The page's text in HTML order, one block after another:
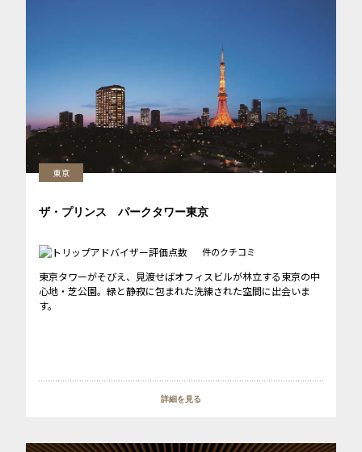
東京
ザ・プリンス パークタワー東京
件のクチコミ
東京タワーがそびえ、見渡せばオフィスビルが林立する東京の中
心地・芝公園。緑と静寂に包まれた洗練された空間に出会いま
す。
詳細を見る